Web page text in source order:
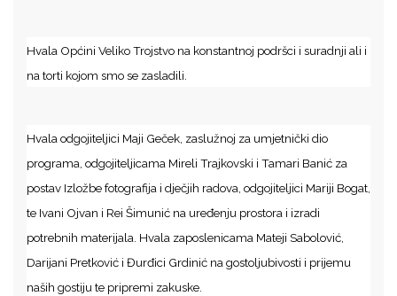
Hvala Općini Veliko Trojstvo na konstantnoj podršci i suradnji ali i
na torti kojom smo se zasladili.
Hvala odgojiteljici Maji Geček, zaslužnoj za umjetnički dio
programa, odgojiteljicama Mireli Trajkovski i Tamari Banić za
postav Izložbe fotografija i dječjih radova, odgojiteljici Mariji Bogat,
te Ivani Ojvan i Rei Šimunić na uređenju prostora i izradi
potrebnih materijala. Hvala zaposlenicama Mateji Sabolović,
Darijani Pretković i Đurđici Grdinić na gostoljubivosti i prijemu
naših gostiju te pripremi zakuske.